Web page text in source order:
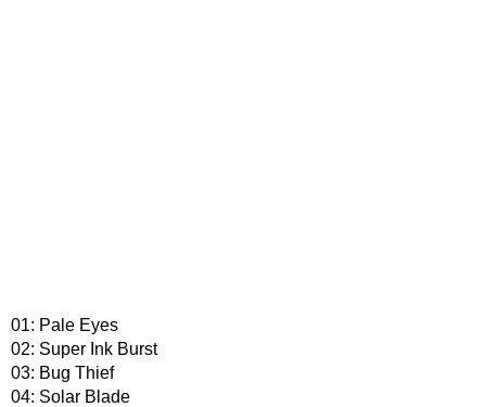
01: Pale Eyes
02: Super Ink Burst
03: Bug Thief
04: Solar Blade